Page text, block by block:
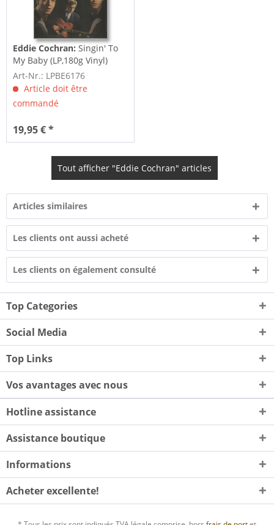
Eddie Cochran: Singin' To
My Baby (LP,180g Vinyl)
Art-Nr.: LPBE6176
Article doit être
commandé
19,95 € *
Tout afficher "Eddie Cochran" articles
Articles similaires
Les clients ont aussi acheté
Les clients on également consulté
Top Categories
Social Media
Top Links
Vos avantages avec nous
Hotline assistance
Assistance boutique
Informations
Acheter excellente!